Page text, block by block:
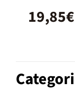
19,85€